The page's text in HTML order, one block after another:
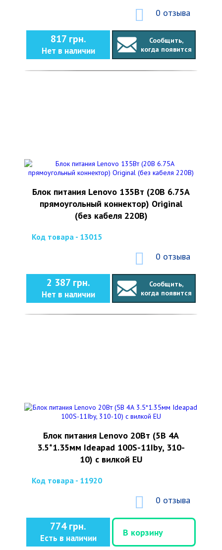
0 отзыва
817 грн.
Нет в наличии
Сообщить,
когда появится
Блок питания Lenovo 135Вт (20В 6.75А
прямоугольный коннектор) Original
(без кабеля 220В)
Код товара - 13015
0 отзыва
2 387 грн.
Нет в наличии
Сообщить,
когда появится
Блок питания Lenovo 20Вт (5В 4А
3.5*1.35мм Ideapad 100S-11Iby, 310-
10) с вилкой EU
Код товара - 11920
0 отзыва
774 грн.
Есть в наличии
В корзину